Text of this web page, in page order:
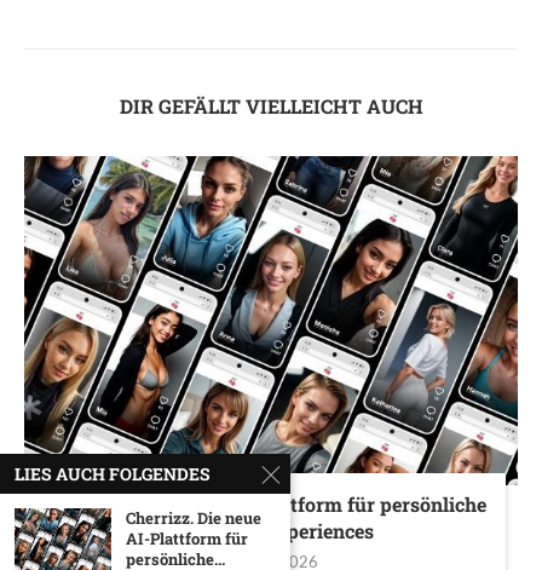
DIR GEFÄLLT VIELLEICHT AUCH
Cherrizz. Die neue AI-Plattform für persönliche
Girlfriend-Experiences
6. März 2026
LIES AUCH FOLGENDES
Cherrizz. Die neue
AI-Plattform für
persönliche...